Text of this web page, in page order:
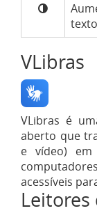
VLibras
VLibras é
aberto que
e vídeo) em
acessíveis
Leitores